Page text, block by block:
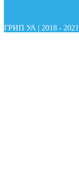
ГРИП УА | 2018 - 2021